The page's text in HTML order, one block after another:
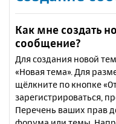
Как мне создать
сообщение?
Для создания новой
«Новая тема». Для
щёлкните по кнопке
зарегистрироваться,
Перечень ваших прав